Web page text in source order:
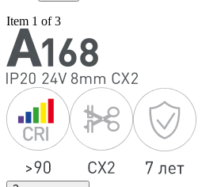
Item 1 of 3